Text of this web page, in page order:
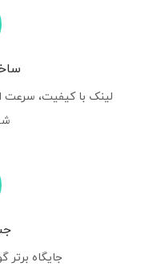
لینک با کیفیت، سرعت
جایگاه برتر